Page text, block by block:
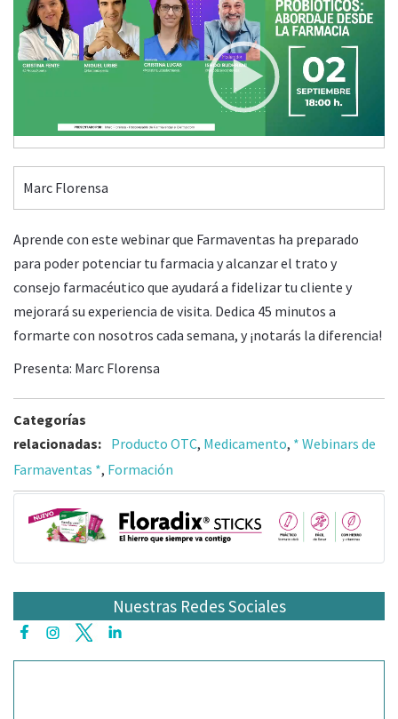
PRE Y PROBIÓTICOS: ABORDAJE DESDE LA FARMACIA
Martes, 02 Septiembre 2025 18:00
Marc Florensa
00:00
Aprende con este webinar que Farmaventas ha preparado
para poder potenciar tu farmacia y alcanzar el trato y
consejo farmacéutico que ayudará a fidelizar tu cliente y
mejorará su experiencia de visita. Dedica 45 minutos a
formarte con nosotros cada semana, y ¡notarás la diferencia!
Presenta: Marc Florensa
Categorías
relacionadas: Producto OTC, Medicamento, * Webinars de
Farmaventas *, Formación
Nuestras Redes Sociales